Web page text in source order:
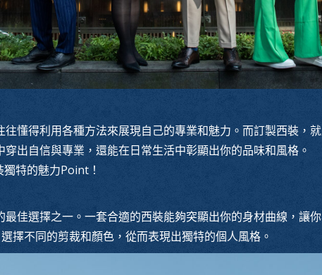
懂得利用各種方法來展現自己的專業和魅力。而訂製西裝，
出自信與專業，還能在日常生活中彰顯出你的品味和風格。
特的魅力Point！
佳選擇之一。一套合適的西裝能夠突顯出你的身材曲線，讓
擇不同的剪裁和顏色，從而表現出獨特的個人風格。